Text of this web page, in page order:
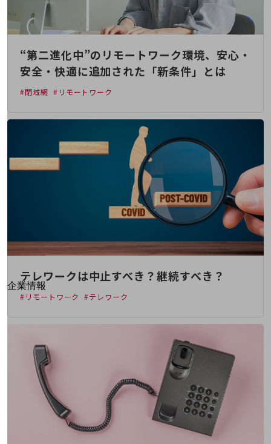
運輸業
建設業
地域産業
ゲーム感覚で見つける
NTTドコモビジネス
モバイル・ICTサービスをオンラインで
相談・申し込みができるバーチャルショップ
新規会員登録/ログインはこちら
100回線以上のお問い合わせ・お見積りはこちら
別ウィンドウで開きます
企業情報
企業情報TOP
社長からのご挨拶
“第二進化中”のリモートワーク環境、安心・
安全・快適に追加された「新条件」とは
#閉域網 #リモートワーク
テレワークは中止すべき？継続すべき？
#リモートワーク #テレワーク